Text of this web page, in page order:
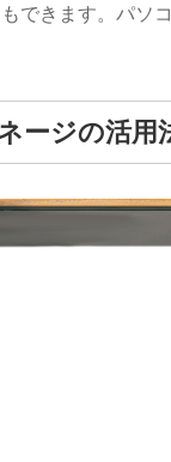
できます。パソ
ージの活用